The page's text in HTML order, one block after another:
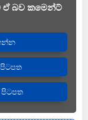
බව කමෙන්ට්
පිටපත
පිටපත